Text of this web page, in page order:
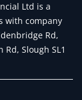
Ltd is a
with company
Rd,
Rd, Slough SL1